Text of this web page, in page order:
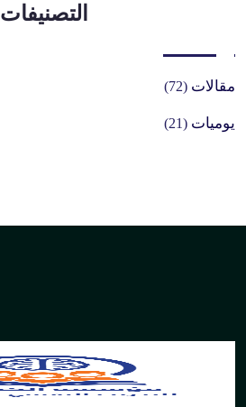
التصنيفات
مقالات (72)
يوميات (21)